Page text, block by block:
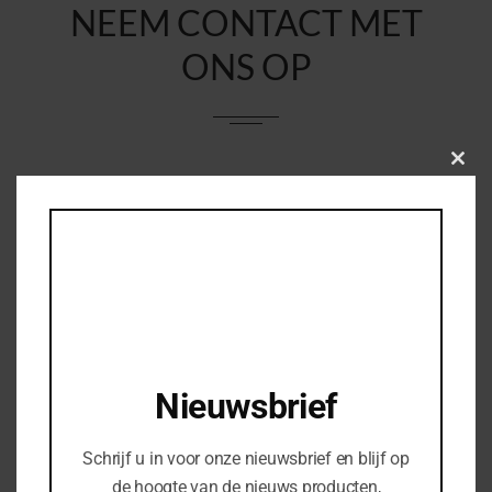
NEEM CONTACT MET
ONS OP
Close
Nieuwsbrief
Schrijf u in voor onze nieuwsbrief en blijf op
de hoogte van de nieuws producten,